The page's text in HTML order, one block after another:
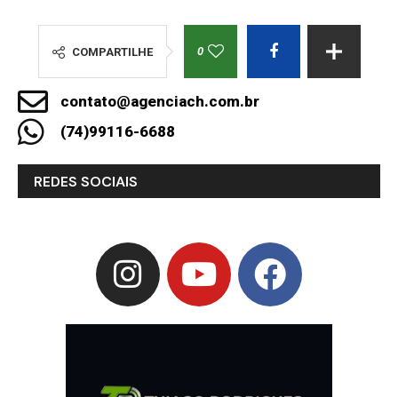
COMPARTILHE 0
contato@agenciach.com.br
(74)99116-6688
REDES SOCIAIS